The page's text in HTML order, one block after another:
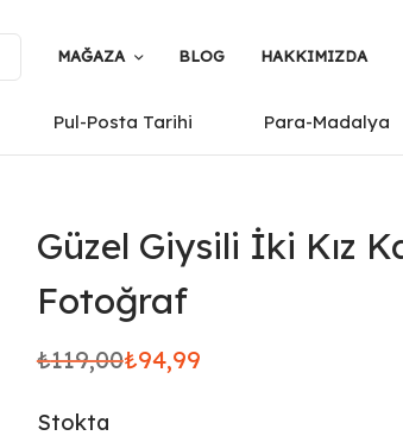
MAĞAZA BLOG HAKKIMIZDA
Pul-Posta Tarihi Para-Madalya
Güzel Giysili İki Kız
Fotoğraf
₺119,00
Orijinal
₺119,00.
₺94,99
Şu
fiyat:
Stokta